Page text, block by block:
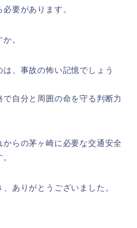
要があります。
。
、事故の怖い記憶でしょう
自分と周囲の命を守る判断力
らの茅ヶ崎に必要な交通安全
ありがとうございました。